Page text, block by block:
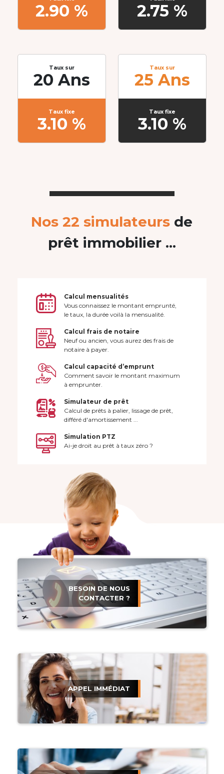
2.90 % 2.75 %
Taux sur
20 Ans
Taux fixe
3.10 %
Taux sur
25 Ans
Taux fixe
3.10 %
Nos 22 simulateurs de
prêt immobilier ...
Calcul mensualités
Vous connaissez le montant emprunté,
le taux, la durée voilà la mensualité.
Calcul frais de notaire
Neuf ou ancien, vous aurez des frais de
notaire à payer.
Calcul capacité d’emprunt
Comment savoir le montant maximum
à emprunter.
Simulateur de prêt
Calcul de prêts à palier, lissage de prêt,
différé d'amortissement ...
Simulation PTZ
Ai-je droit au prêt à taux zéro ?
BESOIN DE NOUS
CONTACTER ?
APPEL IMMÉDIAT